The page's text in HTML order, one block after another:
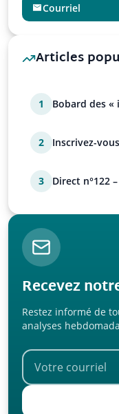
Courriel
Articles
1
Bobard des «
2
Inscrivez-
3
Direct n°122
Recevez
Restez informé de
analyses